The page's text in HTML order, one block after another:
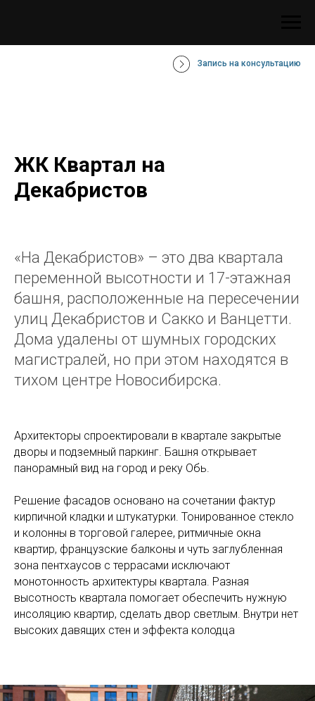
Запись на консультацию
ЖК Квартал на
Декабристов
«На Декабристов» – это два квартала
переменной высотности и 17-этажная
башня, расположенные на пересечении
улиц Декабристов и Сакко и Ванцетти.
Дома удалены от шумных городских
магистралей, но при этом находятся в
тихом центре Новосибирска.
Архитекторы спроектировали в квартале закрытые
дворы и подземный паркинг. Башня открывает
панорамный вид на город и реку Обь.
Решение фасадов основано на сочетании фактур
кирпичной кладки и штукатурки. Тонированное стекло
и колонны в торговой галерее, ритмичные окна
квартир, французские балконы и чуть заглубленная
зона пентхаусов с террасами исключают
монотонность архитектуры квартала. Разная
высотность квартала помогает обеспечить нужную
инсоляцию квартир, сделать двор светлым. Внутри нет
высоких давящих стен и эффекта колодца